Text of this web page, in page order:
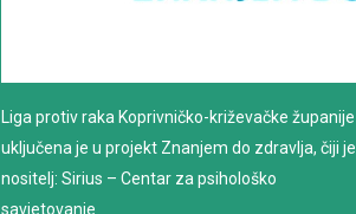
Liga protiv raka Koprivničko-križevačke županije
uključena je u projekt Znanjem do zdravlja, čiji je
nositelj: Sirius – Centar za psihološko
savjetovanje